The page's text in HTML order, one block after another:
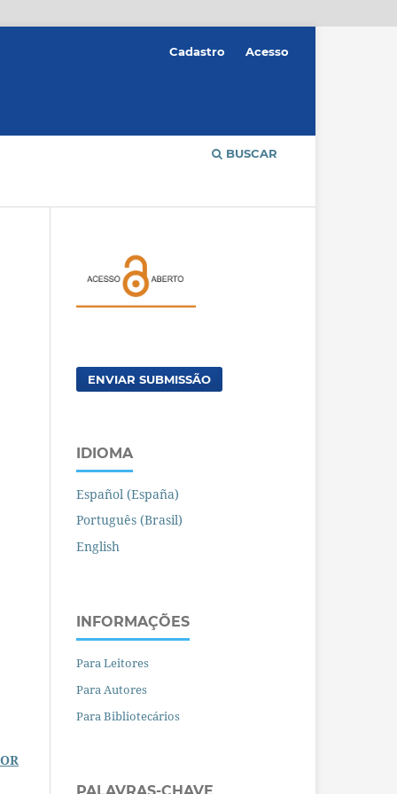
BUSCAR
Cadastro Acesso
ENVIAR SUBMISSÃO
IDIOMA
Español (España)
Português (Brasil)
English
INFORMAÇÕES
Para Leitores
Para Autores
Para Bibliotecários